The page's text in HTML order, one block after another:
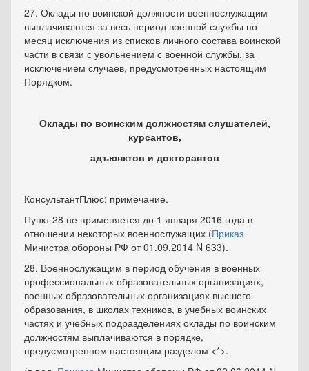
27. Оклады по воинской должности военнослужащим
выплачиваются за весь период военной службы по
месяц исключения из списков личного состава воинской
части в связи с увольнением с военной службы, за
исключением случаев, предусмотренных настоящим
Порядком.
Оклады по воинским должностям слушателей,
курсантов,
адъюнктов и докторантов
КонсультантПлюс: примечание.
Пункт 28 не применяется до 1 января 2016 года в
отношении некоторых военнослужащих (Приказ
Министра обороны РФ от 01.09.2014 N 633).
28. Военнослужащим в период обучения в военных
профессиональных образовательных организациях,
военных образовательных организациях высшего
образования, в школах техников, в учебных воинских
частях и учебных подразделениях оклады по воинским
должностям выплачиваются в порядке,
предусмотренном настоящим разделом <*>.